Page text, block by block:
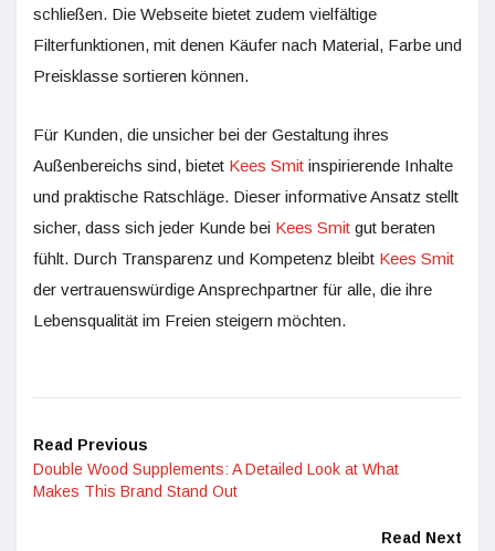
schließen. Die Webseite bietet zudem vielfältige
Filterfunktionen, mit denen Käufer nach Material, Farbe und
Preisklasse sortieren können.
Für Kunden, die unsicher bei der Gestaltung ihres
Außenbereichs sind, bietet Kees Smit inspirierende Inhalte
und praktische Ratschläge. Dieser informative Ansatz stellt
sicher, dass sich jeder Kunde bei Kees Smit gut beraten
fühlt. Durch Transparenz und Kompetenz bleibt Kees Smit
der vertrauenswürdige Ansprechpartner für alle, die ihre
Lebensqualität im Freien steigern möchten.
Read Previous
Double Wood Supplements: A Detailed Look at What
Makes This Brand Stand Out
Read Next